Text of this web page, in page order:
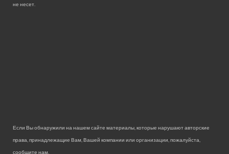
не несет.
Если Вы обнаружили на нашем сайте материалы, которые нарушают авторские
права, принадлежащие Вам, Вашей компании или организации, пожалуйста,
сообщите нам.